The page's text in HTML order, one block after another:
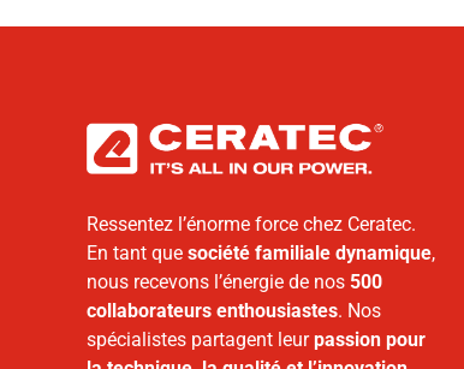
Ressentez l’énorme force chez Ceratec.
En tant que société familiale dynamique,
nous recevons l’énergie de nos 500
collaborateurs enthousiastes. Nos
spécialistes partagent leurpassion pour